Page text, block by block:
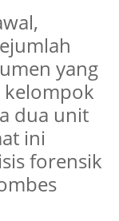
yang
kelompok
dua unit
ini
forensik